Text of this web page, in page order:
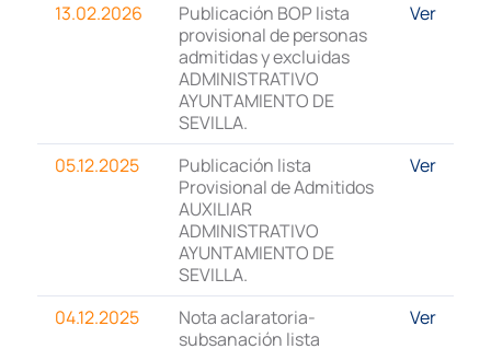
13.02.2026
Publicación BOP lista
provisional de personas
admitidas y excluidas
ADMINISTRATIVO
AYUNTAMIENTO DE
SEVILLA.
Ver
05.12.2025
Publicación lista
Provisional de Admitidos
AUXILIAR
ADMINISTRATIVO
AYUNTAMIENTO DE
SEVILLA.
Ver
04.12.2025
Nota aclaratoria-
subsanación lista
Ver